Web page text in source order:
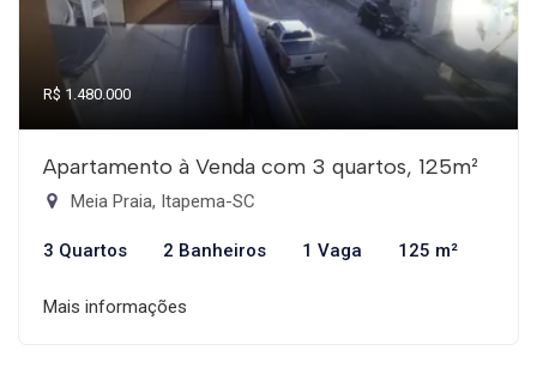
R$ 1.480.000
Apartamento à Venda com 3 quartos, 125m²
Meia Praia, Itapema-SC
3 Quartos 2 Banheiros 1 Vaga 125 m²
Mais informações